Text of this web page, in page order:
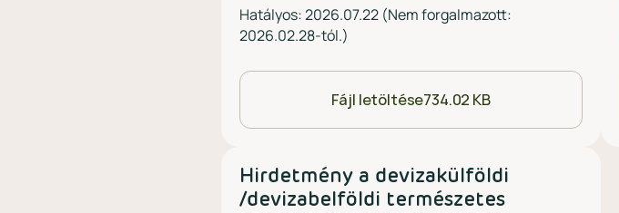
Hatályos: 2026.07.22 (Nem forgalmazott:
2026.02.28-tól.)
Fájl letöltése734.02 KB
Hirdetmény a devizakülföldi
/devizabelföldi természetes